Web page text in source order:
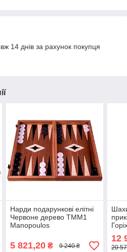
14 днів за рахунок покупця
Нарди подарункові елітні
Червоне дерево TMM1
Manopoulos
5 821,20₴ 9 240 ₴
12
20